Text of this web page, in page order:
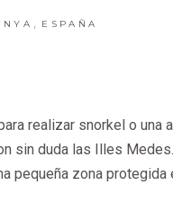
ESPAÑA
realizar snorkel o una
sin duda las Illes
pequeña zona protegida